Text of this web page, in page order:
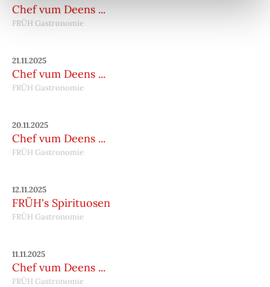
Chef vum Deens ...
FRÜH Gastronomie
21.11.2025
Chef vum Deens ...
FRÜH Gastronomie
20.11.2025
Chef vum Deens ...
FRÜH Gastronomie
12.11.2025
FRÜH's Spirituosen
FRÜH Gastronomie
11.11.2025
Chef vum Deens ...
FRÜH Gastronomie